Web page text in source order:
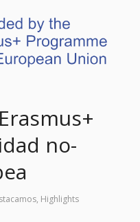
no-
, Highlights